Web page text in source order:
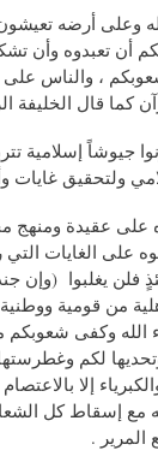
وعلى أرضه
أن تعبدوه وأن
، والناس على
كما قال الخليفة
جيوشاً
ولتحقيق
على عقيدة ومنهج
على الغايات
فلن يغلبوا ‫(‫وإن
من قومية
الله وكفى
لكم
إلا
مع إسقاط كل
المرير .